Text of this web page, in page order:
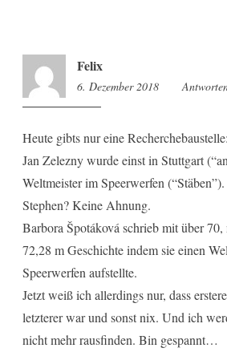
Felix
6. Dezember 2018 16:53
Heute gibts nur eine Recherchebaustelle:
Jan Zelezny wurde einst in Stuttgart
Weltmeister im Speerwerfen
Stephen? Keine Ahnung.
Barbora Špotáková schrieb mit über
72,28 m Geschichte indem sie einen
Speerwerfen aufstellte.
Jetzt weiß ich allerdings nur, dass
letzterer war und sonst nix. Und ich
nicht mehr rausfinden. Bin gespannt…